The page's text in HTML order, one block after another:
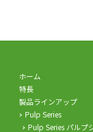
ホーム
特長
製品ラインアップ
Pulp Series
Pulp Series パルプ